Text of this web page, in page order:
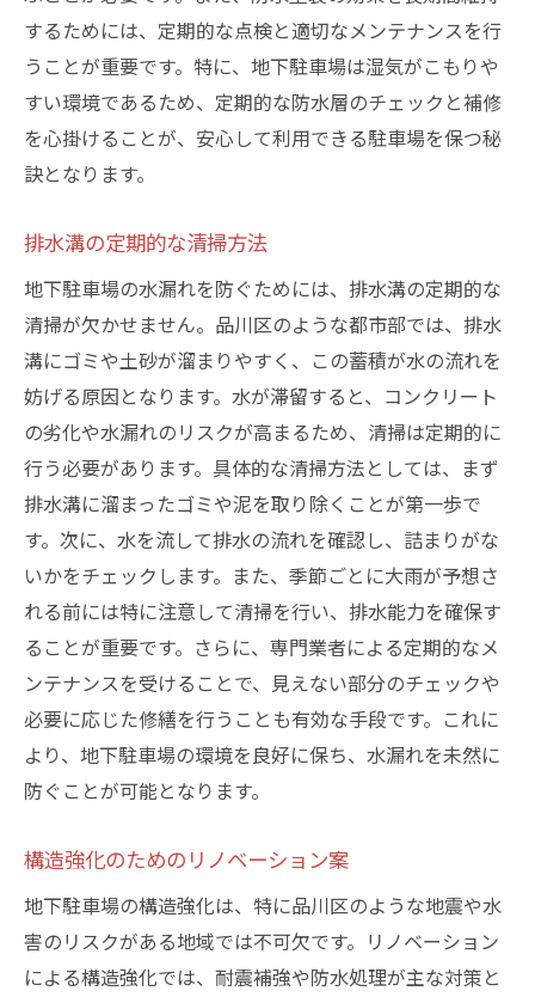
するためには、定期的な点検と適切なメンテナンスを行
うことが重要です。特に、地下駐車場は湿気がこもりや
すい環境であるため、定期的な防水層のチェックと補修
を心掛けることが、安心して利用できる駐車場を保つ秘
訣となります。
排水溝の定期的な清掃方法
地下駐車場の水漏れを防ぐためには、排水溝の定期的な
清掃が欠かせません。品川区のような都市部では、排水
溝にゴミや土砂が溜まりやすく、この蓄積が水の流れを
妨げる原因となります。水が滞留すると、コンクリート
の劣化や水漏れのリスクが高まるため、清掃は定期的に
行う必要があります。具体的な清掃方法としては、まず
排水溝に溜まったゴミや泥を取り除くことが第一歩で
す。次に、水を流して排水の流れを確認し、詰まりがな
いかをチェックします。また、季節ごとに大雨が予想さ
れる前には特に注意して清掃を行い、排水能力を確保す
ることが重要です。さらに、専門業者による定期的なメ
ンテナンスを受けることで、見えない部分のチェックや
必要に応じた修繕を行うことも有効な手段です。これに
より、地下駐車場の環境を良好に保ち、水漏れを未然に
防ぐことが可能となります。
構造強化のためのリノベーション案
地下駐車場の構造強化は、特に品川区のような地震や水
害のリスクがある地域では不可欠です。リノベーション
による構造強化では、耐震補強や防水処理が主な対策と